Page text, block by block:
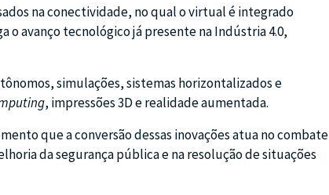
na conectividade, no qual o virtual é integrado
o avanço tecnológico já presente na Indústria 4.0,
simulações, sistemas horizontalizados e
, impressões 3D e realidade aumentada.
que a conversão dessas inovações atua no combate
da segurança pública e na resolução de situações